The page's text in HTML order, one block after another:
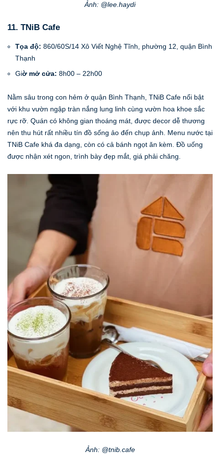
Ảnh: @lee.haydi
11. TNiB Cafe
Tọa độ: 860/60S/14 Xô Viết Nghệ Tĩnh, phường 12, quận Bình
Thạnh
Giờ mở cửa: 8h00 – 22h00
Nằm sâu trong con hẻm ở quận Bình Thạnh, TNiB Cafe nổi bật
với khu vườn ngập tràn nắng lung linh cùng vườn hoa khoe sắc
rực rỡ. Quán có không gian thoáng mát, được decor dễ thương
nên thu hút rất nhiều tín đồ sống ảo đến chụp ảnh. Menu nước tại
TNiB Cafe khá đa dạng, còn có cả bánh ngọt ăn kèm. Đồ uống
được nhận xét ngon, trình bày đẹp mắt, giá phải chăng.
Ảnh: @tnib.cafe